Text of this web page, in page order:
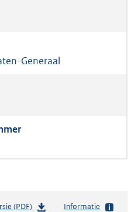
Generaal
(PDF)b
Informatie